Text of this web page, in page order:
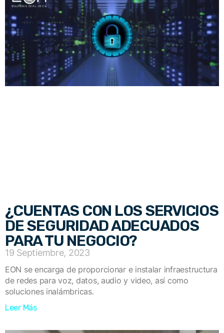
¿CUENTAS CON LOS SERVICIOS
DE SEGURIDAD ADECUADOS
PARA TU NEGOCIO?
19 Septiembre, 2023
EON se encarga de proporcionar e instalar infraestructura
de redes para voz, datos, audio y video, así como
soluciones inalámbricas.
Leer Más